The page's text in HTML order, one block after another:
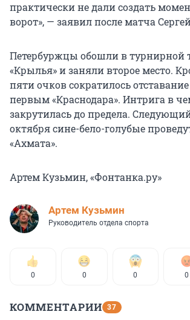
практически не дали создать
ворот», — заявил после матча
Петербуржцы обошли в турнирной
«Крылья» и заняли второе место.
пяти очков сократилось
первым «Краснодара». Интрига в
закрутилась до предела.
октября сине-бело-голубые
«Ахмата».
Артем Кузьмин, «Фонтанка.ру»
Артем Кузьмин
Руководитель отдела спорта
0 0 0 0
КОММЕНТАРИИ 37